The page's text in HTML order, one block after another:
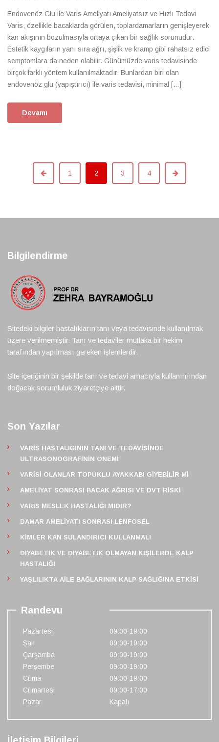
Endovenöz Glu ile Varis Ameliyatı Ameliyatsız ve Hızlı Tedavi
Varis, özellikle bacaklarda görülen, toplardamarların genişleyerek
kan akışının bozulmasıyla ortaya çıkan bir sağlık sorunudur.
Estetik kaygıların yanı sıra ağrı, şişlik ve kramp gibi rahatsız edici
semptomlara da neden olabilir. Günümüzde varis tedavisinde
birçok farklı yöntem kullanılmaktadır. Bunlardan biri olan
endovenöz glu (yapıştırıcı) ile varis tedavisi, minimal […]
Devamı
1 2 3 4
Bilgilendirme
Sitedeki bilgiler hastalıkların tanı veya tedavisinde kullanılmak
üzere verilmemiştir. Tanı ve tedaviler mutlaka bir hekim
tarafından yapılması gereken işlemlerdir.
Site içeriğinin bir şekilde tanı ve tedavi amacıyla kullanımından
doğacak sorumluluk ziyaretçiye aittir.
Son Yazılar
VARIS HASTALIĞININ TANI VE TEDAVISINDE
ULTRASONOGRAFININ ÖNEMI
VARISI OLANLAR TOPUKLU AYAKKABI GIYEBILIR MI
AMELIYAT SONRASI BACAK AĞRISI VE DVT RISKI
VARIS MESLEK HASTALIĞI MIDIR?
DAMAR AMELIYATI SONRASI LENFOSEL
KIMLER KAN SULANDIRICI KULLANMALI
DIYABETIK VE DIYABETIK OLMAYAN KIŞILERDE KALP
HASTALIĞI
YAŞLILIKTA AILE BAĞLARININ KALP SAĞLIĞINA ETKISI
Randevu
Pazartesi
09:00-19:00
Salı
09:00-19:00
Çarşamba
09:00-19:00
Perşembe
09:00-19:00
Cuma
09:00-19:00
Cumartesi
09:00-17:00
Pazar
Kapalı
İletişim Bilgileri